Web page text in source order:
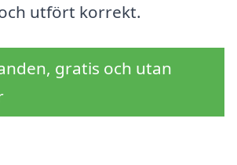
utfört korrekt.
gratis och utan